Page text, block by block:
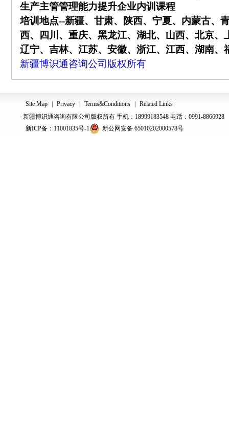
生产主管管理能力提升企业内训课程
培训地点--新疆、甘肃、陕西、宁夏、内蒙古、
西、四川、重庆、黑龙江、湖北、山西、北京、
辽宁、吉林、江苏、安徽、浙江、江西、湖南、
新疆博识通咨询公司版权所有
Site Map | Privacy | Terms&Conditions | Related Links
新疆博识通咨询有限公司版权所有 手机：18999183548 电话：0991-8866928
新公网安备 65010202000578号
新ICP备：11001835号-1